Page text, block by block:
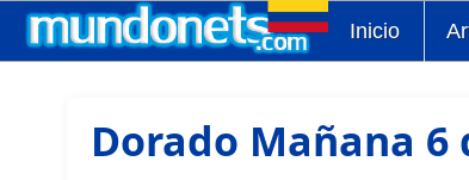
Inicio
Dorado Mañana 6